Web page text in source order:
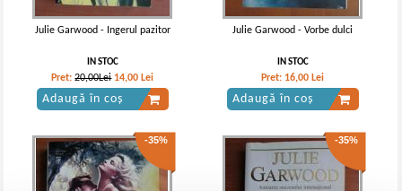
Julie Garwood - Ingerul pazitor
IN STOC
Pret:20,00Lei 14,00 Lei
Adaugă în coș
Julie Garwood - Vorbe dulci
IN STOC
Pret: 16,00 Lei
Adaugă în coș
-35% -35%